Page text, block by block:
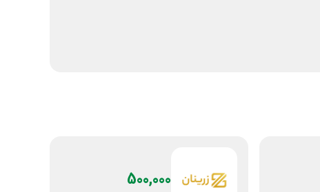
500,000